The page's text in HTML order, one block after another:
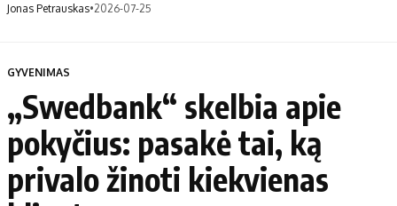
Jonas Petrauskas•2026-07-25
GYVENIMAS
„Swedbank“ skelbia apie
pokyčius: pasakė tai, ką
privalo žinoti kiekvienas